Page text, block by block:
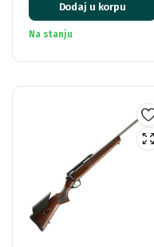
Dodaj u korpu
Na stanju